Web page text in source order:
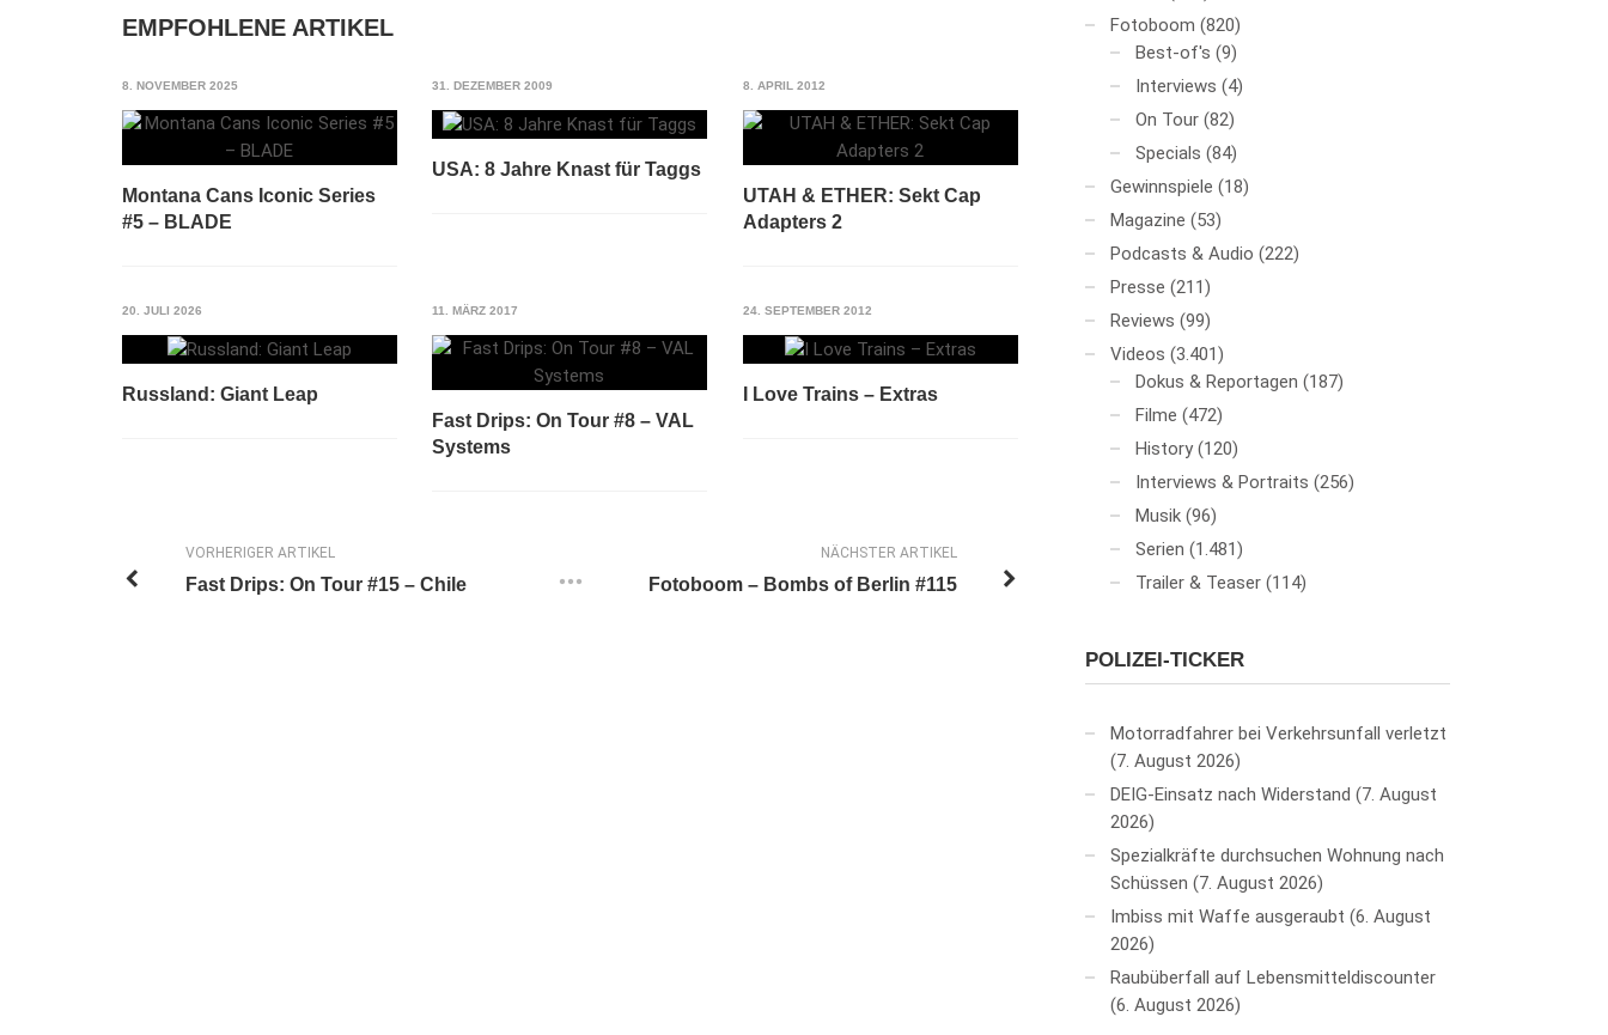
EMPFOHLENE ARTIKEL
8. NOVEMBER 2025
Montana Cans Iconic Series
#5 – BLADE
31. DEZEMBER 2009
USA: 8 Jahre Knast für Taggs
8. APRIL 2012
UTAH & ETHER: Sekt Cap
Adapters 2
20. JULI 2026
Russland: Giant Leap
11. MÄRZ 2017
Fast Drips: On Tour #8 – VAL
Systems
24. SEPTEMBER 2012
I Love Trains – Extras
NÄCHSTER ARTIKEL
Fotoboom – Bombs of Berlin #115
VORHERIGER ARTIKEL
Fast Drips: On Tour #15 – Chile
Fotoboom (820)
Best-of's (9)
Interviews (4)
On Tour (82)
Specials (84)
Gewinnspiele (18)
Magazine (53)
Podcasts & Audio (222)
Presse (211)
Reviews (99)
Videos (3.401)
Dokus & Reportagen (187)
Filme (472)
History (120)
Interviews & Portraits (256)
Musik (96)
Serien (1.481)
Trailer & Teaser (114)
POLIZEI-TICKER
Motorradfahrer bei Verkehrsunfall verletzt
7. August 2026
DEIG-Einsatz nach Widerstand
7. August
2026
Spezialkräfte durchsuchen Wohnung nach
Schüssen
7. August 2026
Imbiss mit Waffe ausgeraubt 6. August
2026
Raubüberfall auf Lebensmitteldiscounter
6. August 2026